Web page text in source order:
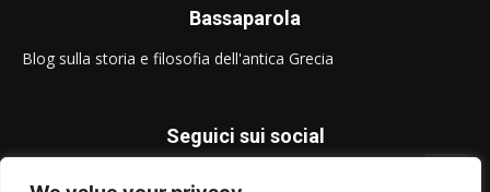
Bassaparola
Blog sulla storia e filosofia dell'antica Grecia
Seguici sui social